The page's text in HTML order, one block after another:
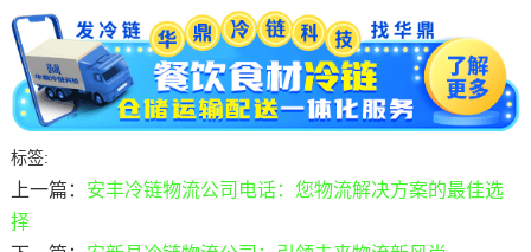
标签:
上一篇： 安丰冷链物流公司电话：您物流解决方案的最佳选
择